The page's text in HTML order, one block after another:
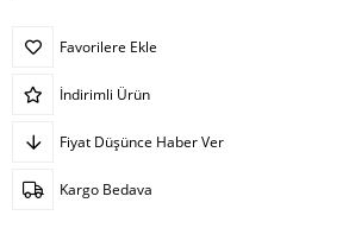
Favorilere Ekle
İndirimli Ürün
Fiyat Düşünce Haber Ver
Kargo Bedava